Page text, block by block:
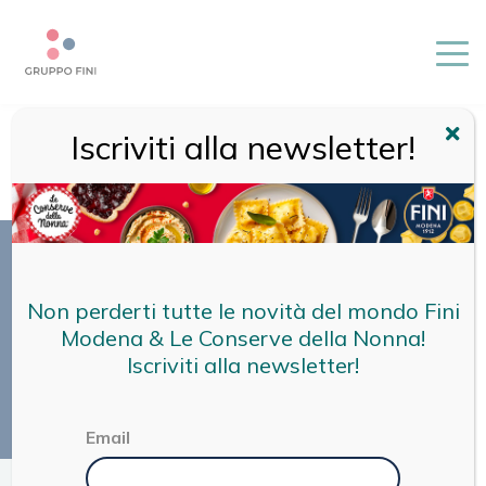
RICETTE/RICETTE FINI /TORTELLINI PROSCIUTTO
CRUDO E PARMIGIANO REGGIANO CON CREMA DI
Iscriviti alla newsletter!
Non perderti tutte le novità del mondo Fini
Modena & Le Conserve della Nonna!
Iscriviti alla newsletter!
Email